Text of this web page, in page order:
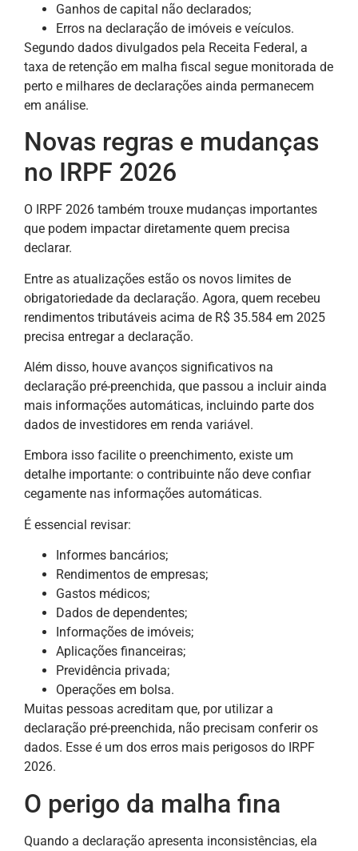
Ganhos de capital não declarados;
Erros na declaração de imóveis e veículos.
Segundo dados divulgados pela Receita Federal, a
taxa de retenção em malha fiscal segue monitorada de
perto e milhares de declarações ainda permanecem
em análise.
Novas regras e mudanças
no IRPF 2026
O IRPF 2026 também trouxe mudanças importantes
que podem impactar diretamente quem precisa
declarar.
Entre as atualizações estão os novos limites de
obrigatoriedade da declaração. Agora, quem recebeu
rendimentos tributáveis acima de R$ 35.584 em 2025
precisa entregar a declaração.
Além disso, houve avanços significativos na
declaração pré-preenchida, que passou a incluir ainda
mais informações automáticas, incluindo parte dos
dados de investidores em renda variável.
Embora isso facilite o preenchimento, existe um
detalhe importante: o contribuinte não deve confiar
cegamente nas informações automáticas.
É essencial revisar:
Informes bancários;
Rendimentos de empresas;
Gastos médicos;
Dados de dependentes;
Informações de imóveis;
Aplicações financeiras;
Previdência privada;
Operações em bolsa.
Muitas pessoas acreditam que, por utilizar a
declaração pré-preenchida, não precisam conferir os
dados. Esse é um dos erros mais perigosos do IRPF
2026.
O perigo da malha fina
Quando a declaração apresenta inconsistências, ela